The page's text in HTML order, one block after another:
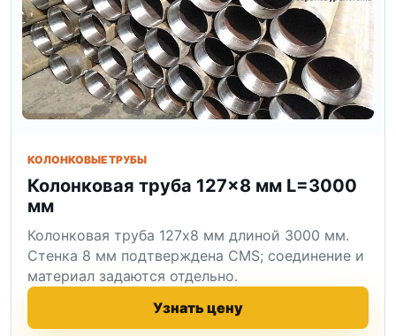
КОЛОНКОВЫЕ ТРУБЫ
Колонковая труба 127×8 мм L=3000
мм
Колонковая труба 127x8 мм длиной 3000 мм.
Стенка 8 мм подтверждена CMS; соединение и
материал задаются отдельно.
Узнать цену